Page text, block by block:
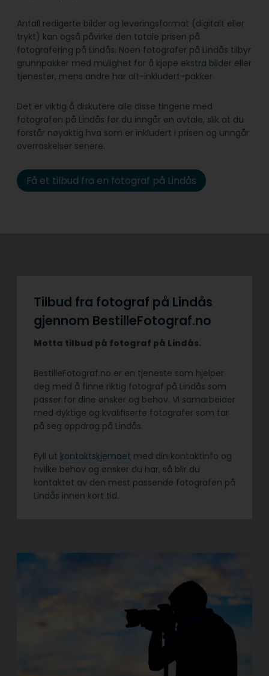
Antall redigerte bilder og leveringsformat (digitalt eller
trykt) kan også påvirke den totale prisen på
fotografering på Lindås. Noen fotografer på Lindås tilbyr
grunnpakker med mulighet for å kjøpe ekstra bilder eller
tjenester, mens andre har alt-inkludert-pakker.
Det er viktig å diskutere alle disse tingene med
fotografen på Lindås før du inngår en avtale, slik at du
forstår nøyaktig hva som er inkludert i prisen og unngår
overraskelser senere.
Få et tilbud fra en fotograf på Lindås
Tilbud fra fotograf på Lindås
gjennom BestilleFotograf.no
Motta tilbud på fotograf på Lindås.
BestilleFotograf.no er en tjeneste som hjelper
deg med å finne riktig fotograf på Lindås som
passer for dine ønsker og behov. Vi samarbeider
med dyktige og kvalifiserte fotografer som tar
på seg oppdrag på Lindås.
Fyll ut kontaktskjemaet med din kontaktinfo og
hvilke behov og ønsker du har, så blir du
kontaktet av den mest passende fotografen på
Lindås innen kort tid.